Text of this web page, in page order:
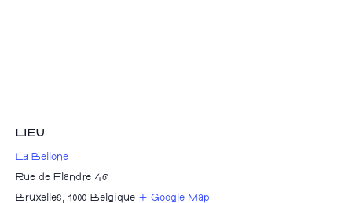
LIEU
La Bellone
Rue de Flandre 46
Bruxelles , 1000 Belgique + Google Map